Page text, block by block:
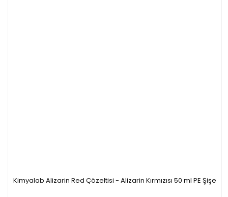
Kimyalab Alizarin Red Çözeltisi - Alizarin Kırmızısı 50 ml PE Şişe